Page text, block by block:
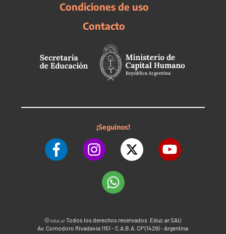
Condiciones de uso
Contacto
¡Seguinos!
©educ.arTodos los derechos reservados. Educ.ar SAU
Av. Comodoro Rivadavia 1151 - C.A.B.A. CP (1429) - Argentina